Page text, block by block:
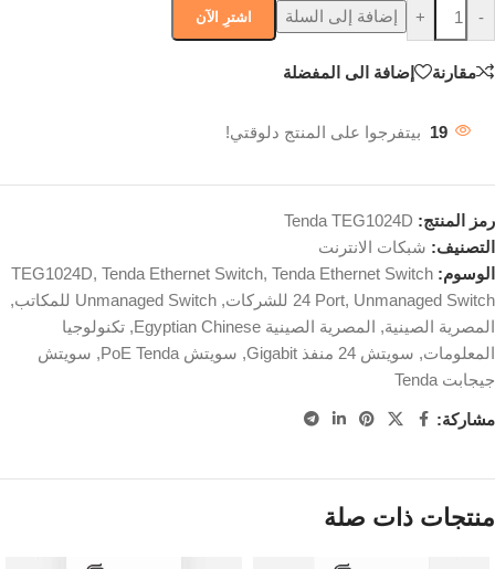
-
+ إضافة إلى السلة اشترِ الآن
مقارنة إضافة الى المفضلة
19 بيتفرجوا على المنتج دلوقتي!
رمز المنتج: Tenda TEG1024D
التصنيف: شبكات الانترنت
الوسوم:
TEG1024D, Tenda Ethernet Switch, Tenda Ethernet Switch
24 Port, Unmanaged Switch للشركات , Unmanaged Switch للمكاتب
,
المصرية الصينية, المصرية الصينية Egyptian Chinese , تكنولوجيا
المعلومات, سويتش 24 منفذ Gigabit , سويتش PoE Tenda , سويتش
جيجابت Tenda
مشاركة:
منتجات ذات صلة